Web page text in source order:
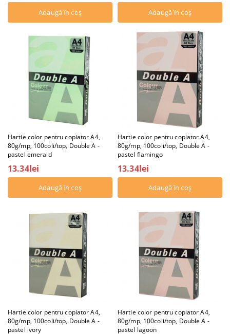
Hartie color pentru copiator A4,
80g/mp, 100coli/top, Double A -
pastel emerald
13.34lei
Hartie color pentru copiator A4,
80g/mp, 100coli/top, Double A -
pastel flamingo
13.34lei
Hartie color pentru copiator A4,
80g/mp, 100coli/top, Double A -
pastel ivory
Hartie color pentru copiator A4,
80g/mp, 100coli/top, Double A -
pastel lagoon